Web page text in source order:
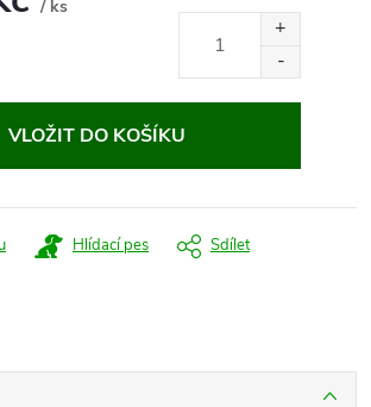
/ ks
VLOŽIT DO KOŠÍKU
Hlídací pes Sdílet